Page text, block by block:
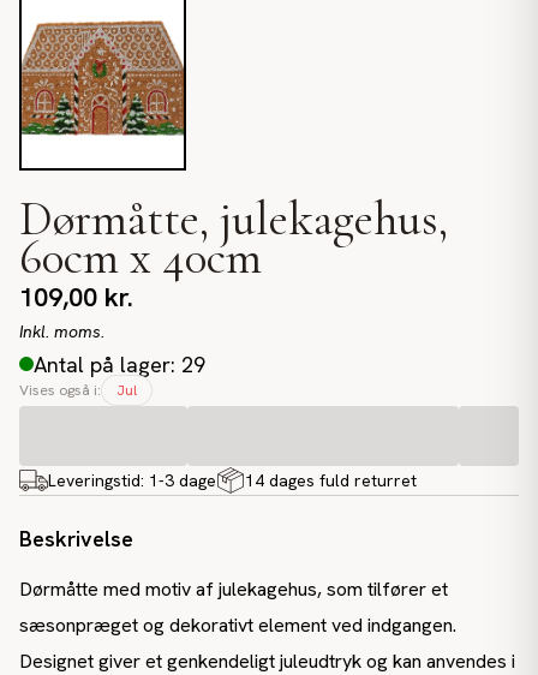
Dørmåtte, julekagehus,
60cm x 40cm
109,00 kr.
Inkl. moms.
Antal på lager: 29
Vises også i: Jul
Leveringstid: 1-3 dage 14 dages fuld returret
Beskrivelse
Dørmåtte med motiv af julekagehus, som tilfører et
sæsonpræget og dekorativt element ved indgangen.
Designet giver et genkendeligt juleudtryk og kan anvendes i